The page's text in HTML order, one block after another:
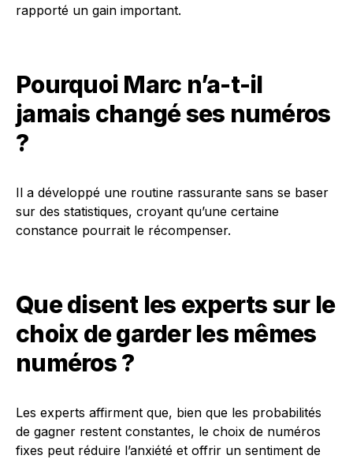
rapporté un gain important.
Pourquoi Marc n’a-t-il
jamais changé ses numéros
?
Il a développé une routine rassurante sans se baser
sur des statistiques, croyant qu’une certaine
constance pourrait le récompenser.
Que disent les experts sur le
choix de garder les mêmes
numéros ?
Les experts affirment que, bien que les probabilités
de gagner restent constantes, le choix de numéros
fixes peut réduire l’anxiété et offrir un sentiment de